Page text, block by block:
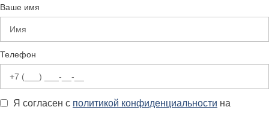
Ваше имя
Телефон
Я согласен с политикой конфиденциальности на